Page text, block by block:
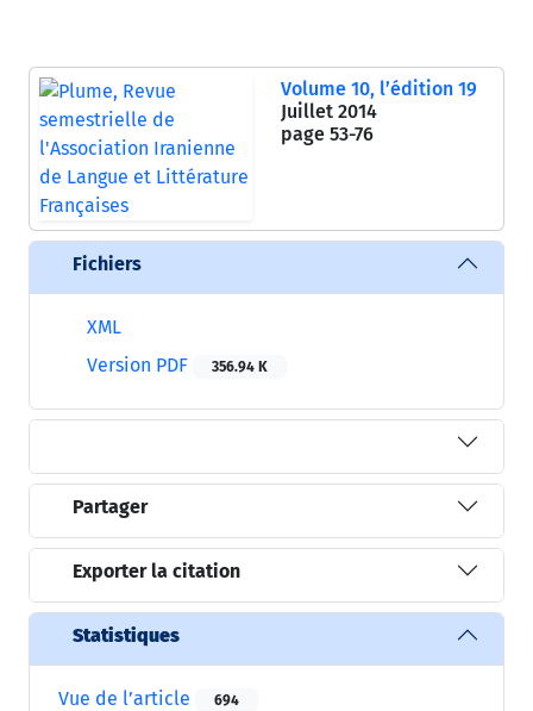
Volume 10, l’édition 19
Juillet 2014
page 53-76
Fichiers
XML
Version PDF
356.94 K
Partager
Exporter la citation
Statistiques
Vue de l’article 694